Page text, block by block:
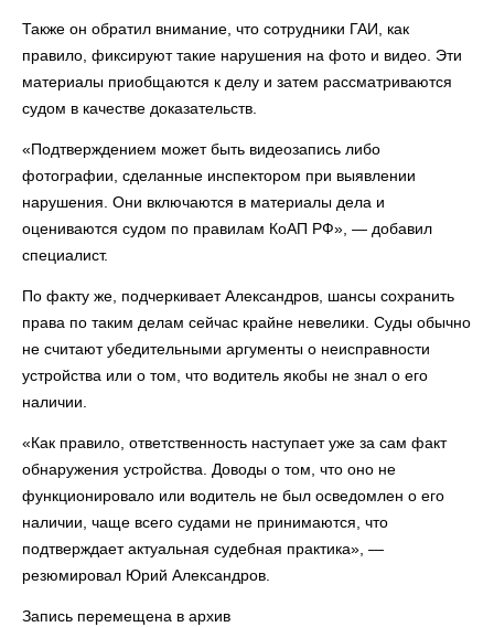
Также он обратил внимание, что сотрудники ГАИ, как
правило, фиксируют такие нарушения на фото и видео. Эти
материалы приобщаются к делу и затем рассматриваются
судом в качестве доказательств.
«Подтверждением может быть видеозапись либо
фотографии, сделанные инспектором при выявлении
нарушения. Они включаются в материалы дела и
оцениваются судом по правилам КоАП РФ», — добавил
специалист.
По факту же, подчеркивает Александров, шансы сохранить
права по таким делам сейчас крайне невелики. Суды обычно
не считают убедительными аргументы о неисправности
устройства или о том, что водитель якобы не знал о его
наличии.
«Как правило, ответственность наступает уже за сам факт
обнаружения устройства. Доводы о том, что оно не
функционировало или водитель не был осведомлен о его
наличии, чаще всего судами не принимаются, что
подтверждает актуальная судебная практика», —
резюмировал Юрий Александров.
Запись перемещена в архив